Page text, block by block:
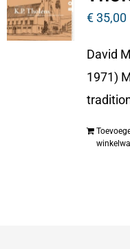
€35,00
David
1971)